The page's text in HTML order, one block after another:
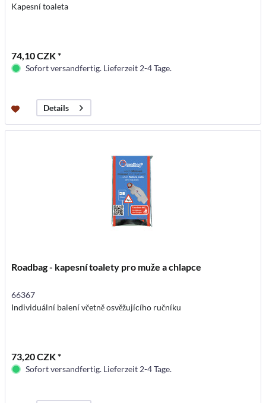
Kapesní toaleta
74,10 CZK *
Sofort versandfertig. Lieferzeit 2-4 Tage.
Details
Roadbag - kapesní toalety pro muže a chlapce
66367
Individuální balení včetně osvěžujícího ručníku
73,20 CZK *
Sofort versandfertig. Lieferzeit 2-4 Tage.